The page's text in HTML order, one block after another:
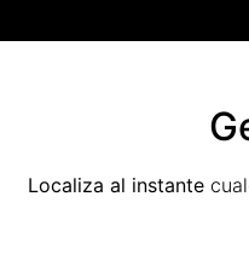
Localiza al instante